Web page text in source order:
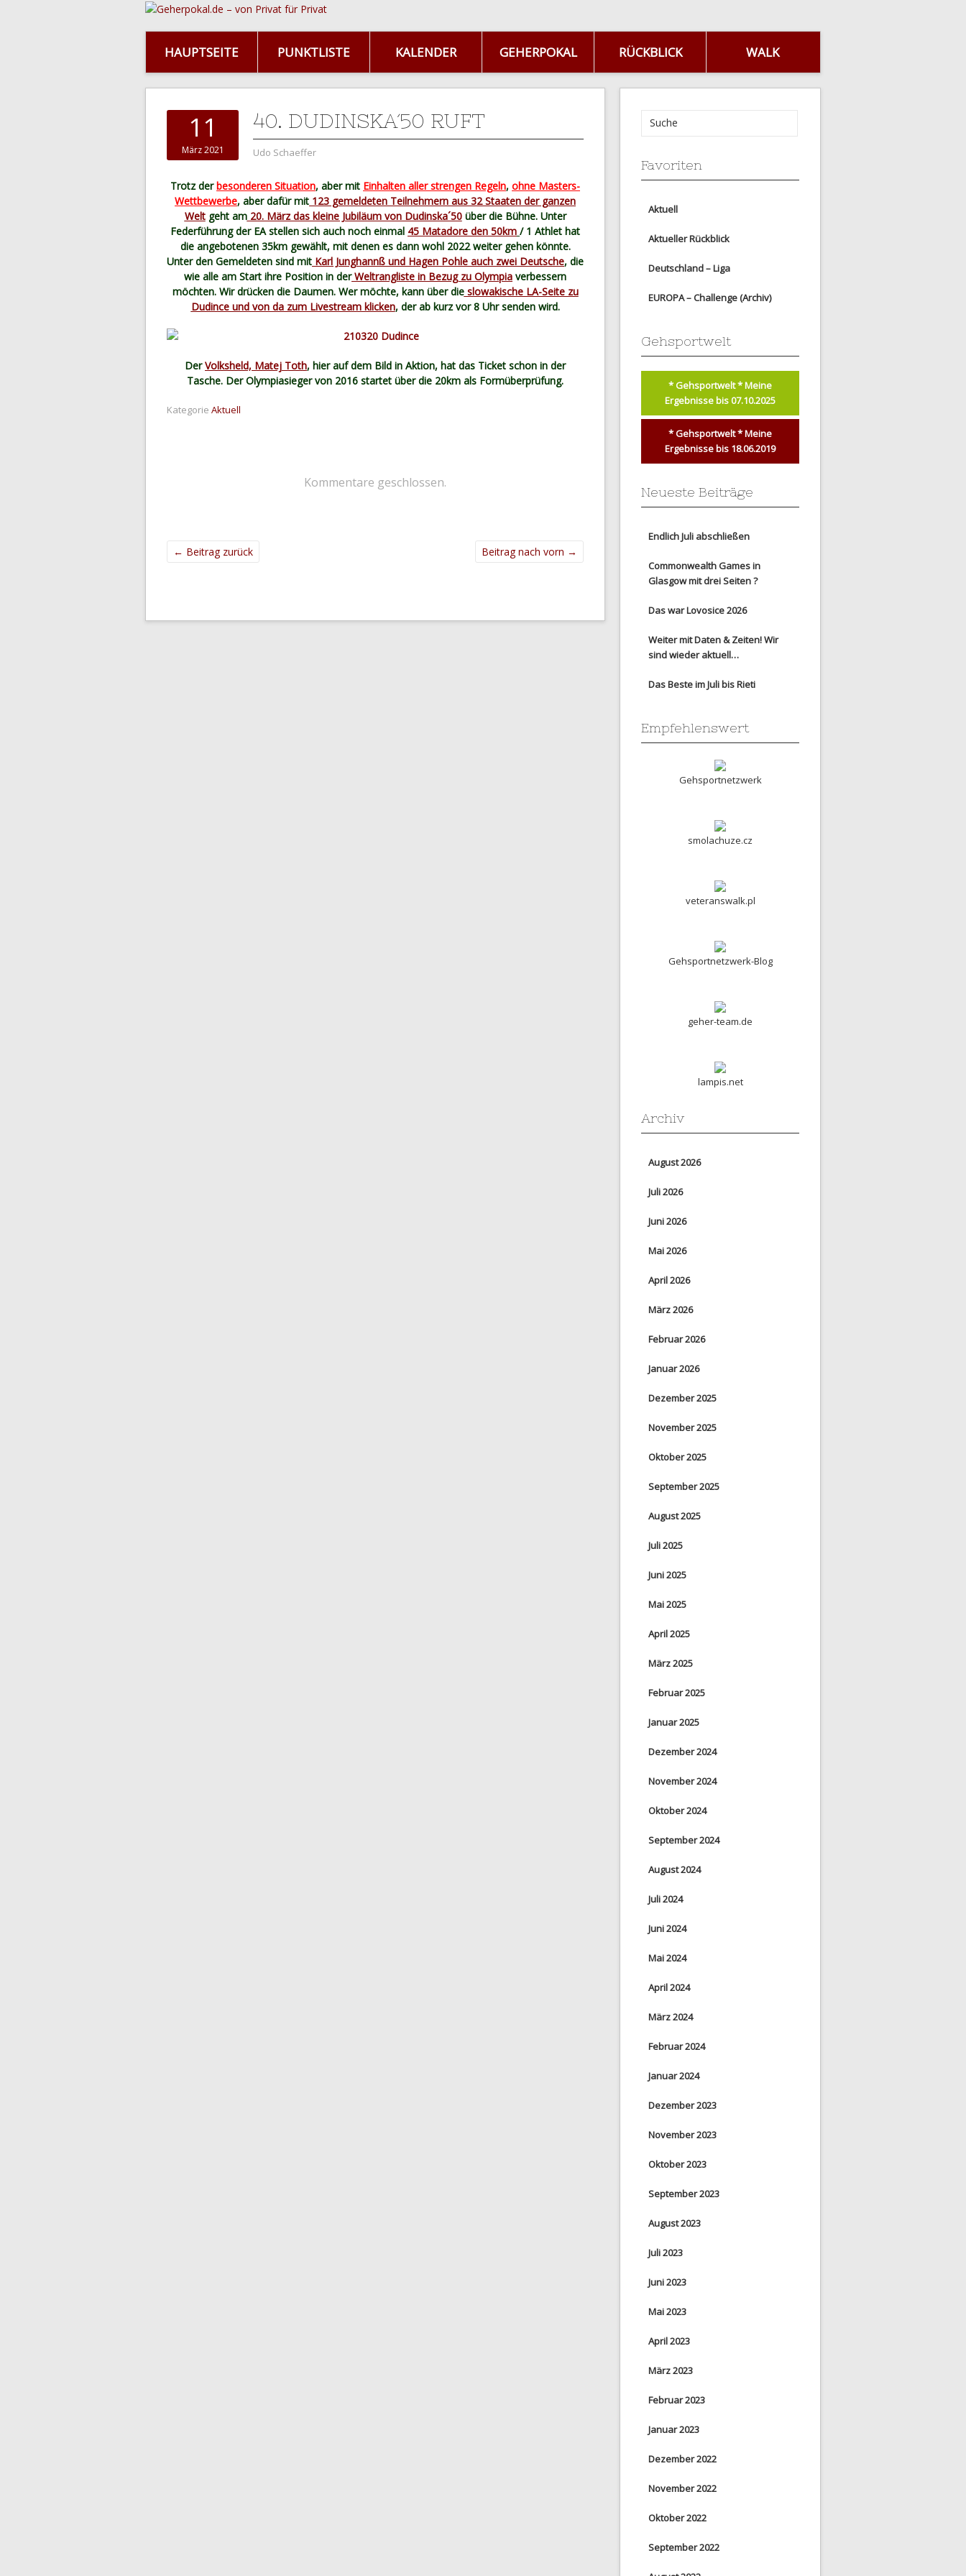
HAUPTSEITE PUNKTLISTE KALENDER GEHERPOKAL RÜCKBLICK WALK
11
März 2021
40. DUDINSKA´50 RUFT
Udo Schaeffer
Trotz derbesonderen Situation, aber mit Einhalten aller strengen Regeln, ohne Masters-
Wettbewerbe, aber dafür mit 123 gemeldeten Teilnehmern aus 32 Staaten der ganzen
Weltgeht am20. März das kleine Jubiläum von Dudinska´50über die Bühne. Unter
Federführung der EA stellen sich auch noch einmal 45 Matadore den 50km / 1 Athlet hat
die angebotenen 35km gewählt, mit denen es dann wohl 2022 weiter gehen könnte.
Unter den Gemeldeten sind mit Karl Junghannß und Hagen Pohle auch zwei Deutsche, die
wie alle am Start ihre Position in derWeltrangliste in Bezug zu Olympia verbessern
möchten. Wir drücken die Daumen. Wer möchte, kann über dieslowakische LA-Seite zu
Dudince und von da zum Livestream klicken, der ab kurz vor 8 Uhr senden wird.
DerVolksheld, Matej Toth, hier auf dem Bild in Aktion, hat das Ticket schon in der
Tasche. Der Olympiasieger von 2016 startet über die 20km als Formüberprüfung.
Kategorie Aktuell
Kommentare geschlossen.
← Beitrag zurück Beitrag nach vorn →
Favoriten
Aktuell
Aktueller Rückblick
Deutschland – Liga
EUROPA – Challenge (Archiv)
Gehsportwelt
* Gehsportwelt * Meine
Ergebnisse bis 07.10.2025
* Gehsportwelt * Meine
Ergebnisse bis 18.06.2019
Neueste Beiträge
Endlich Juli abschließen
Commonwealth Games in
Glasgow mit drei Seiten ?
Das war Lovosice 2026
Weiter mit Daten & Zeiten! Wir
sind wieder aktuell…
Das Beste im Juli bis Rieti
Empfehlenswert
Gehsportnetzwerk
smolachuze.cz
veteranswalk.pl
Gehsportnetzwerk-Blog
geher-team.de
lampis.net
Archiv
August 2026
Juli 2026
Juni 2026
Mai 2026
April 2026
März 2026
Februar 2026
Januar 2026
Dezember 2025
November 2025
Oktober 2025
September 2025
August 2025
Juli 2025
Juni 2025
Mai 2025
April 2025
März 2025
Februar 2025
Januar 2025
Dezember 2024
November 2024
Oktober 2024
September 2024
August 2024
Juli 2024
Juni 2024
Mai 2024
April 2024
März 2024
Februar 2024
Januar 2024
Dezember 2023
November 2023
Oktober 2023
September 2023
August 2023
Juli 2023
Juni 2023
Mai 2023
April 2023
März 2023
Februar 2023
Januar 2023
Dezember 2022
November 2022
Oktober 2022
September 2022